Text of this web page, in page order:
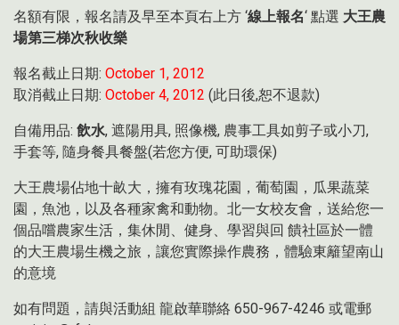
名額有限，報名請及早至本頁右上方 ‘線上報名‘ 點選 大王農
場第三梯次秋收樂
報名截止日期: October 1, 2012
取消截止日期: October 4, 2012 (此日後,恕不退款)
自備用品: 飲水, 遮陽用具, 照像機, 農事工具如剪子或小刀,
手套等, 隨身餐具餐盤(若您方便, 可助環保)
大王農場佔地十畝大，擁有玫瑰花園，葡萄園，瓜果蔬菜
園，魚池，以及各種家禽和動物。北一女校友會，送給您一
個品嚐農家生活，集休閒、健身、學習與回 饋社區於一體
的大王農場生機之旅，讓您實際操作農務，體驗東籬望南山
的意境
如有問題，請與活動組 龍啟華聯絡 650-967-4246 或電郵